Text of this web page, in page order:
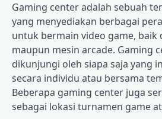
Gaming center adalah sebuah
yang menyediakan berbagai
untuk bermain video game, baik
maupun mesin arcade. Gaming
dikunjungi oleh siapa saja yang
secara individu atau bersama
Beberapa gaming center juga
sebagai lokasi turnamen game